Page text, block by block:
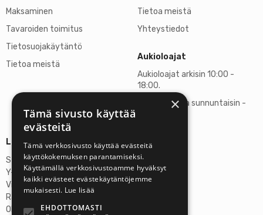
Maksaminen
Tavaroiden toimitus
Tietosuojakäytäntö
Tietoa meistä
Tietoa meistä
Yhteystiedot
Aukioloajat
Aukioloajat arkisin 10:00 -
18:00.
Lauantaisin ja sunnuntaisin -
Lisätietoja
Stardust Finland Oy
Y-tunnus: 2972445-9
Virallinen osoite
Rantatie 37 C75, 33250 Tampere
OP Tampere
×
Tämä sivusto käyttää
evästeitä
Tämä verkkosivusto käyttää evästeitä
käyttökokemuksen parantamiseksi.
Käyttämällä verkkosivustoamme hyväksyt
kaikki evästeet evästekäytäntöjemme
mukaisesti. Lue lisää
EHDOTTOMASTI